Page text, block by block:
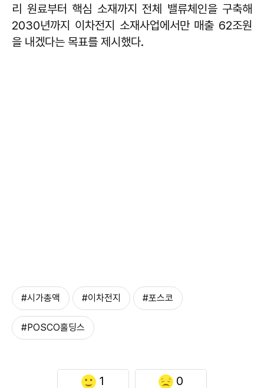
리 원료부터 핵심 소재까지 전체 밸류체인을 구축해
2030년까지 이차전지 소재사업에서만 매출 62조원
을 내겠다는 목표를 제시했다.
#시가총액 #이차전지 #포스코
#POSCO홀딩스
1 0